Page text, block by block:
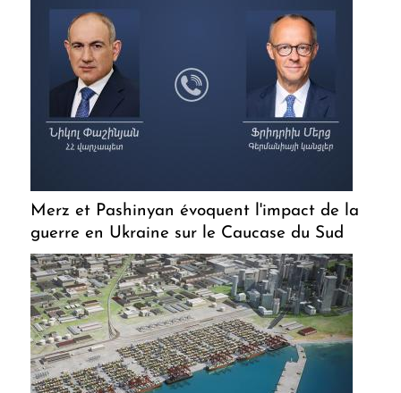
Merz et Pashinyan évoquent l'impact de la
guerre en Ukraine sur le Caucase du Sud